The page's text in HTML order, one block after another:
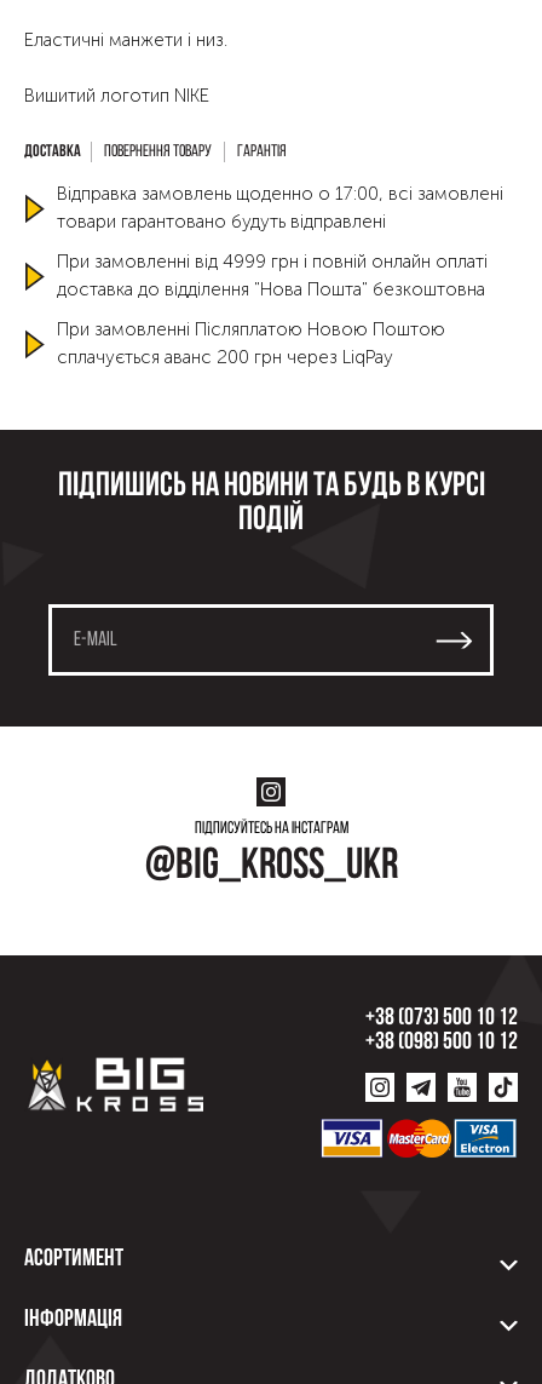
Еластичні манжети і низ.
Вишитий логотип NIKE
Повернення товару Гарантія
Відправка замовлень щоденно о 17:00, всі замовлені
товари гарантовано будуть відправлені
При замовленні від 4999 грн і повній онлайн оплаті
доставка до відділення "Нова Пошта" безкоштовна
При замовленні Післяплатою Новою Поштою
сплачується аванс 200 грн через LiqPay
Підпишись на новини та будь в курсі
подій
Підписуйтесь на інстаграм
@big_kross_ukr
+38 (073) 500 10 12
+38 (098) 500 10 12
Асортимент
Інформація